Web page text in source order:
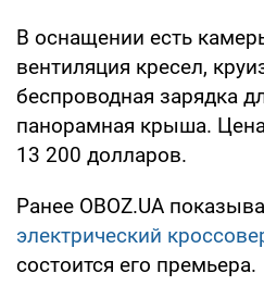
В оснащении есть
вентиляция кресел,
беспроводная зарядка
панорамная крыша.
13 200 долларов.
Ранее OBOZ.UA
электрический
состоится его премьера.